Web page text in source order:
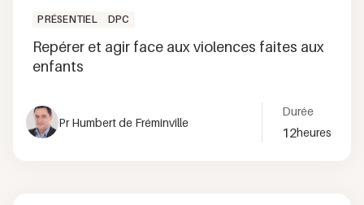
PRÉSENTIEL DPC
Repérer et agir face aux violences faites aux
enfants
Pr Humbert de Fréminville
Durée
12heures